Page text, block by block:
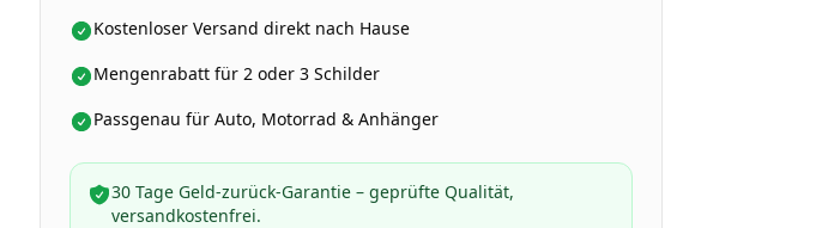
Kostenloser Versand direkt nach Hause
Mengenrabatt für 2 oder 3 Schilder
Passgenau für Auto, Motorrad & Anhänger
30 Tage Geld-zurück-Garantie – geprüfte Qualität,
versandkostenfrei.